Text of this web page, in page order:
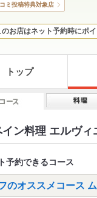
ミ投稿特典対象店
のお店はネット予約時にポ
トップ
イン料理 エルヴ
予約できるコース
のオススメコース